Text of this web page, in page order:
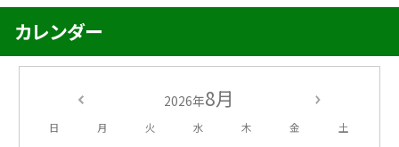
カレンダー
2026年8月
日 月 火 水 木 金 土